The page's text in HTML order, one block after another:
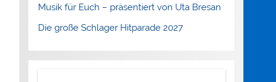
Musik für Euch – präsentiert von Uta Bresan
Die große Schlager Hitparade 2027